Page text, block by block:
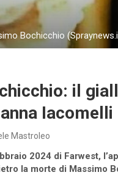
Bochicchio
il
Iacomelli
Mastroleo
2024 di Farwest,
la morte di Massimo